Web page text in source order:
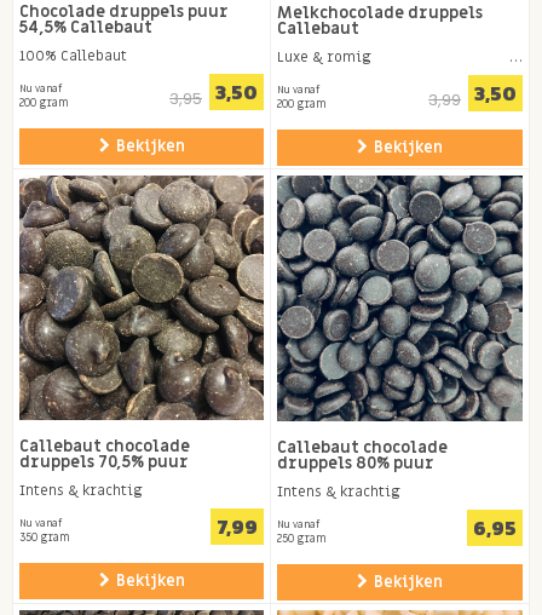
Chocolade druppels puur
54,5% Callebaut
100% Callebaut
Nu vanaf
200 gram 3,95 3,50
Bekijken
Melkchocolade druppels
Callebaut
Luxe & romig
Nu vanaf
200 gram 3,99 3,50
Bekijken
Callebaut chocolade
druppels 70,5% puur
Intens & krachtig
Nu vanaf
350 gram 7,99
Bekijken
Callebaut chocolade
druppels 80% puur
Intens & krachtig
Nu vanaf
250 gram 6,95
Bekijken